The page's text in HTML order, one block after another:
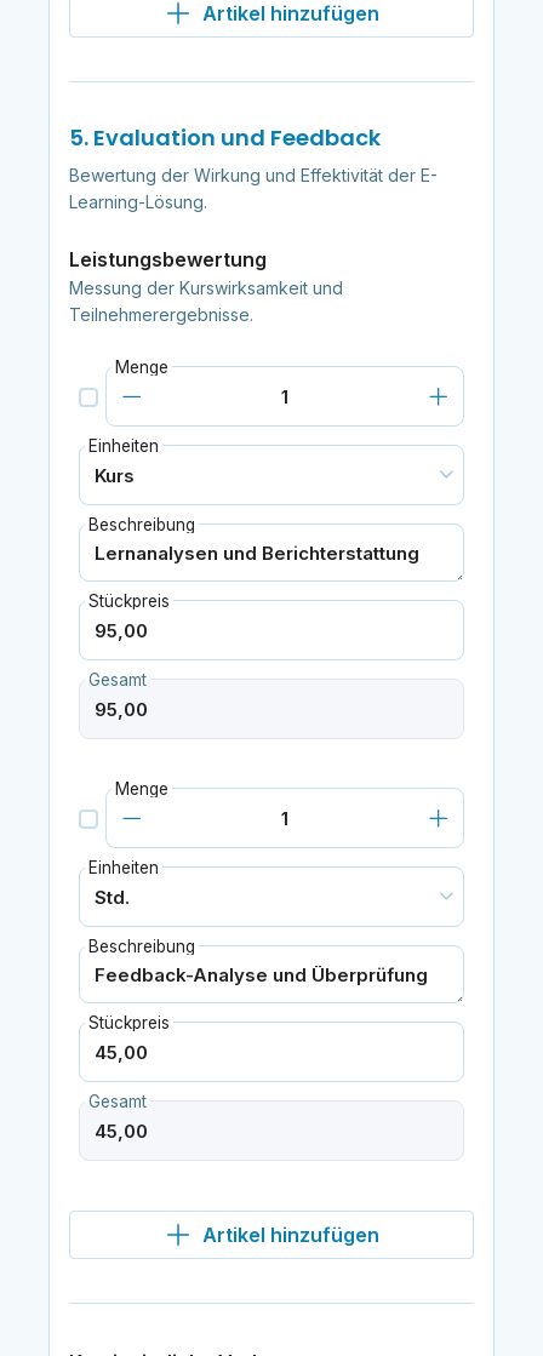
Artikel hinzufügen
5. Evaluation und Feedback
Bewertung der Wirkung und Effektivität der E-
Learning-Lösung.
Leistungsbewertung
Messung der Kurswirksamkeit und
Teilnehmerergebnisse.
Menge
Einheiten
Beschreibung
Stückpreis
Gesamt
Menge
Einheiten
Beschreibung
Stückpreis
Gesamt
Artikel hinzufügen